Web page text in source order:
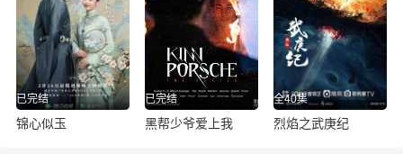
已完结
锦心似玉
已完结
黑帮少爷爱上我
全40集
烈焰之武庚纪